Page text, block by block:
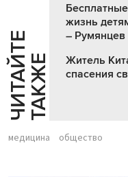
Ч
И
Т
АЙ
Т
Е
Т
А
К
ЖЕ
жизнь
– Румянцев
Житель
спасения
медицина общество